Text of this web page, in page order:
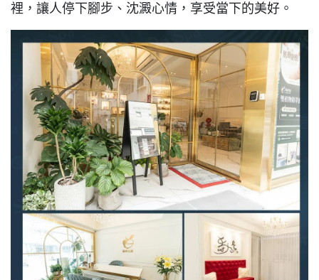
裡，讓人停下腳步、沈澱心情，享受當下的美好。